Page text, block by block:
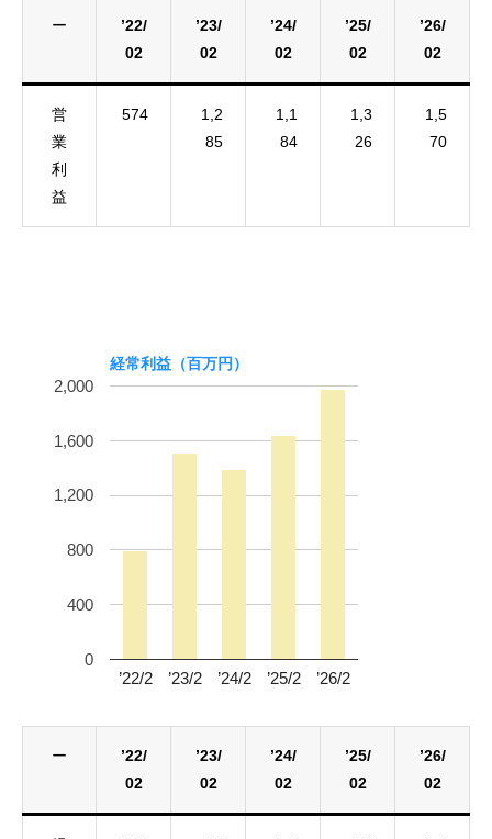
ー
’22/
02
’23/
02
’24/
02
’25/
02
’26/
02
営
業
利
益
574
1,2
85
1,1
84
1,3
26
1,5
70
経常利益（百万円）
’22/2 ’23/2 ’24/2 ’25/2 ’26/2
0
400
800
1,200
1,600
2,000
ー
’22/
02
’23/
02
’24/
02
’25/
02
’26/
02